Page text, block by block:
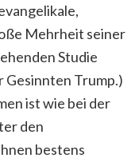
Mehrheit seiner
Studie
Trump.)
ist wie bei der
den
bestens